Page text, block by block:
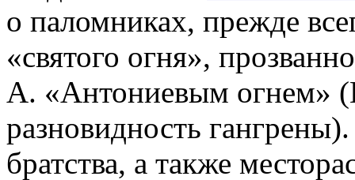
о паломниках, прежде
«святого огня»,
А. «Антониевым огнем»
разновидность
братства, а также